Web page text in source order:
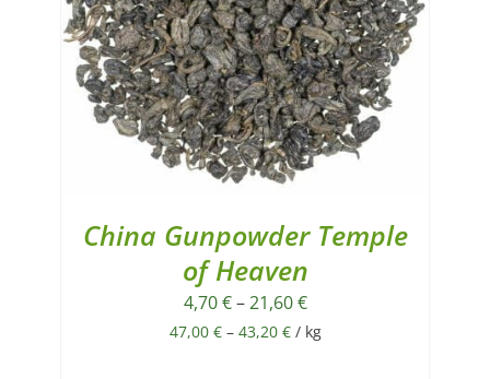
China Gunpowder Temple
of Heaven
4,70€–21,60€
47,00 €– 43,20 €/ kg